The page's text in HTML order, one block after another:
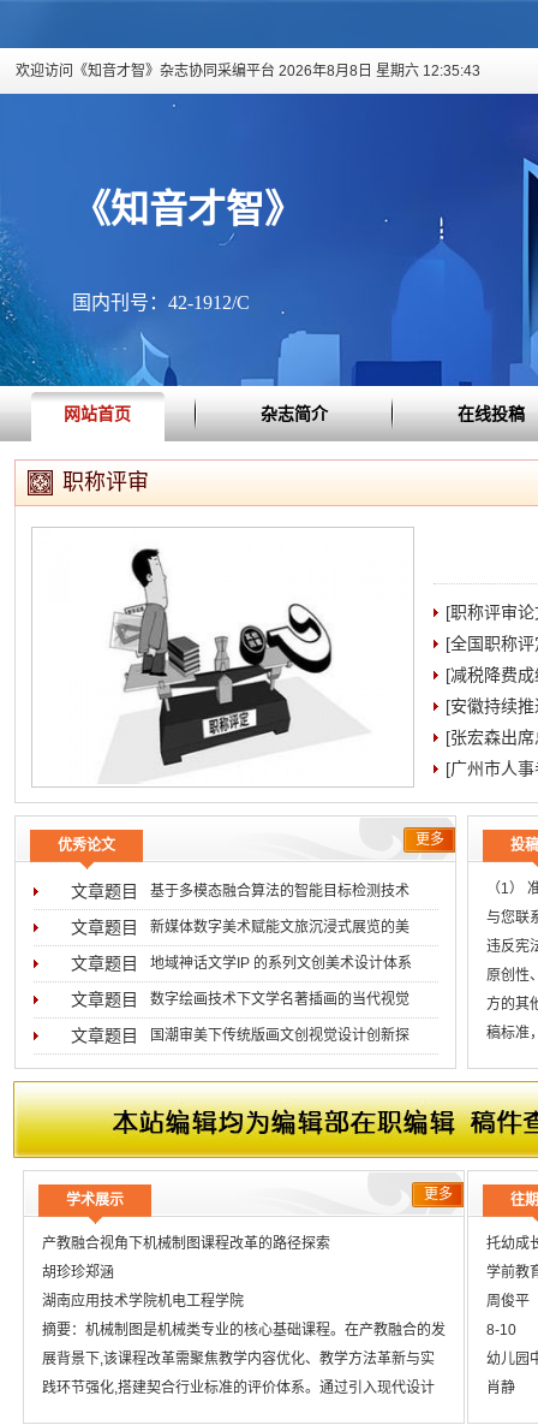
欢迎访问《知音才智》杂志协同采编平台 2026年8月8日 星期六 12:35:43
《知音才智》
国内刊号：42-1912/C
网站首页 杂志简介 在线投稿
职称评审
[职称评审
[全国职称
[减税降费
[安徽持续
[张宏森出
[广州市人
优秀论文 更多
基于多模态融合算法的智能目标检测技术
文章题目
2026-08-05
新媒体数字美术赋能文旅沉浸式展览的美
文章题目
2026-07-31
地域神话文学IP 的系列文创美术设计体系
文章题目
2026-07-29
数字绘画技术下文学名著插画的当代视觉
文章题目
2026-07-16
国潮审美下传统版画文创视觉设计创新探
文章题目
2026-07-02
投
（1）
与您联
违反宪
原创性
方的其
稿标准
往
托幼成
学前教
周俊平
8-10
幼儿园
肖静
学术展示 更多
产教融合视角下机械制图课程改革的路径探索
胡珍珍郑涵
湖南应用技术学院机电工程学院
摘要：机械制图是机械类专业的核心基础课程。在产教融合的发
展背景下,该课程改革需聚焦教学内容优化、教学方法革新与实
践环节强化,搭建契合行业标准的评价体系。通过引入现代设计